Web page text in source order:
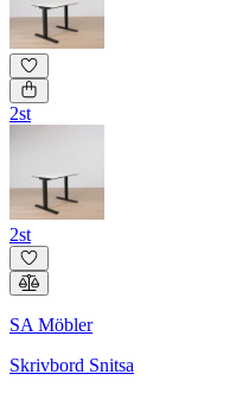
2st
2st
SA Möbler
Skrivbord Snitsa